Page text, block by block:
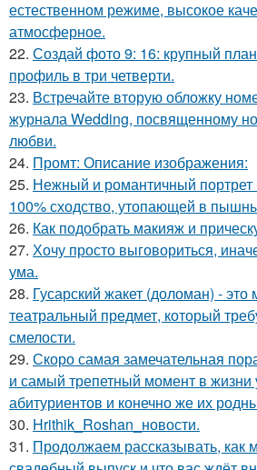
естественном режиме, высокое
атмосферное.
22. Создай фото 9: 16: крупный
профиль в три четверти.
23. Встречайте вторую обложку
журнала Wedding, посвященному
любви.
24. Промт: Описание изображения:
25. Нежный и романтичный
100% сходство, утопающей в
26. Как подобрать макияж и
27. Хочу просто выговориться,
ума.
28. Гусарский жакет (доломан) -
театральный предмет, который
смелости.
29. Скоро самая замечательная
и самый трепетный момент в жизни
абитуриентов и конечно же их
30. Hrithik_Roshan_новости.
31. Продолжаем рассказывать, как